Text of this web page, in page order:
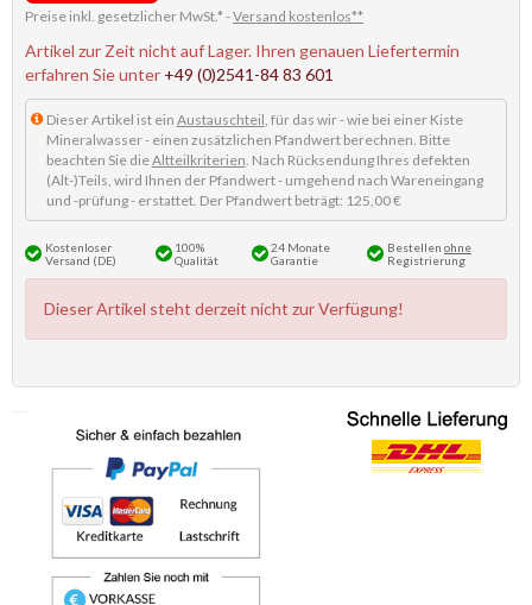
Preise inkl. gesetzlicher MwSt.* -Versand kostenlos**
Artikel zur Zeit nicht auf Lager. Ihren genauen Liefertermin
erfahren Sie unter +49 (0)2541-84 83 601
Dieser Artikel ist ein Austauschteil, für das wir - wie bei einer Kiste
Mineralwasser - einen zusätzlichen Pfandwert berechnen. Bitte
beachten Sie dieAltteilkriterien. Nach Rücksendung Ihres defekten
(Alt-)Teils, wird Ihnen der Pfandwert - umgehend nach Wareneingang
und -prüfung - erstattet. Der Pfandwert beträgt: 125,00 €
Kostenloser
Versand (DE)
100%
Qualität
24 Monate
Garantie
Bestellen ohne
Registrierung
Dieser Artikel steht derzeit nicht zur Verfügung!